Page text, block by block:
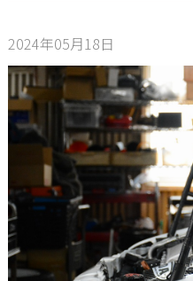
店舗案内
工場通信
お問い合わせ
2024年05月18日